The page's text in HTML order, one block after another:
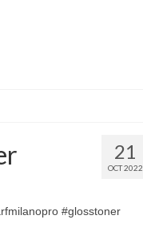
21
OCT 2022
#glosstoner